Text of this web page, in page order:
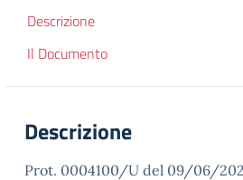
Descrizione
Il Documento
Descrizione
Prot. 0004100/U del 09/06/